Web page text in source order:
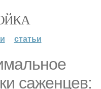
статьи
саженцев: